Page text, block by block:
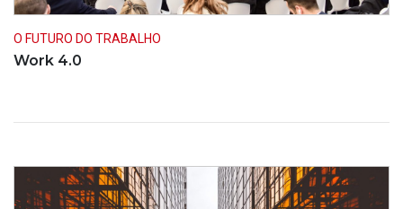
O FUTURO DO TRABALHO
Work 4.0